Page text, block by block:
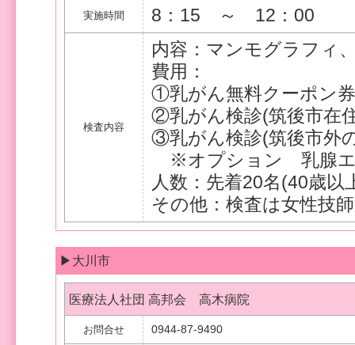
実施時間 8：15 ～ 12：00
検査内容
内容：マンモグラフィ
費用：
①乳がん無料クーポン券
②乳がん検診(筑後
③乳がん検診(筑後市
※オプション 乳腺
人数：先着20名(40歳以
その他：検査は女性技
▶大川市
医療法人社団 高邦会 高木病院
お問合せ 0944-87-9490